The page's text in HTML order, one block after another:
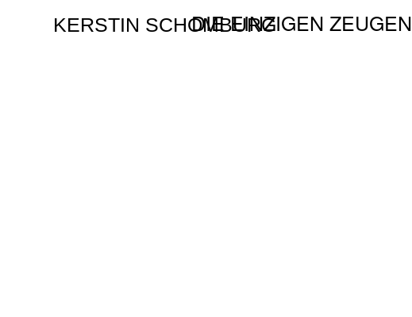
KERSTIN SCHOMBURGDIE EINZIGEN ZEUGEN